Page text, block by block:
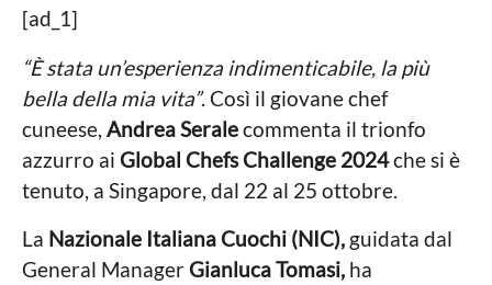
a
n
n
i
a
g
A
r
a
n
a
P
r
o
e
s
a
g
[ad_1]
“È stata un’esperienza indimenticabile, la più
bella della mia vita”. Così il giovane chef
cuneese, Andrea Seralecommenta il trionfo
azzurro ai Global Chefs Challenge 2024che si è
tenuto, a Singapore, dal 22 al 25 ottobre.
La Nazionale Italiana Cuochi (NIC), guidata dal
General ManagerGianluca Tomasi, ha